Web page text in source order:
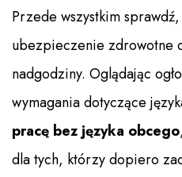
Przede wszystkim
ubezpieczenie zdrowotne
nadgodziny. Oglądając
wymagania dotyczące
pracę bez języka obcego
dla tych, którzy dopiero